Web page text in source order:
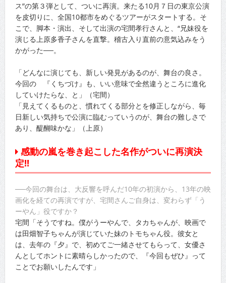
ス”の第３弾として、ついに再演。来たる10月７日の東京公演
を皮切りに、全国10都市をめぐるツアーがスタートする。そ
こで、脚本・演出、そして出演の宅間孝行さんと、“兄妹役を
演じる上原多香子さんを直撃。稽古入り直前の意気込みをう
かがった──。
「どんなに演じても、新しい発見があるのが、舞台の良さ。
今回の 『くちづけ』も、いい意味で全然違うところに進化
していけたらな、と」（宅間）
「見えてくるものと、慣れてくる部分とを修正しながら、毎
日新しい気持ちで公演に臨むっていうのが、舞台の難しさで
あり、醍醐味かな」（上原）
感動の嵐を巻き起こした名作がついに再演決
定!!
──今回の舞台は、大反響を呼んだ10年の初演から、13年の映
画化を経ての再演ですが、宅間さんご自身は、変わらず「う
ーやん」役ですか？
宅間「そうですね。僕がうーやんで、タカちゃんが、映画で
は田畑智子ちゃんが演じていた妹のトモちゃん役。彼女と
は、去年の『夕』で、初めてご一緒させてもらって、女優さ
んとしてホントに素晴らしかったので、『今回もぜひ』って
ことでお願いしたんです」